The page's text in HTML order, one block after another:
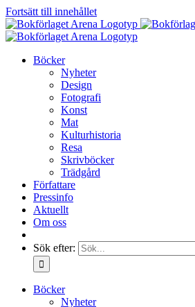
Fortsätt till innehållet
Böcker
Nyheter
Design
Fotografi
Konst
Mat
Kulturhistoria
Resa
Skrivböcker
Trädgård
Författare
Pressinfo
Aktuellt
Om oss
Sök efter:
Böcker
Nyheter